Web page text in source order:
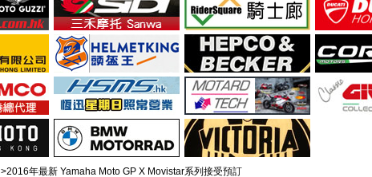
>2016年最新 Yamaha Moto GP X Movistar系列接受預訂